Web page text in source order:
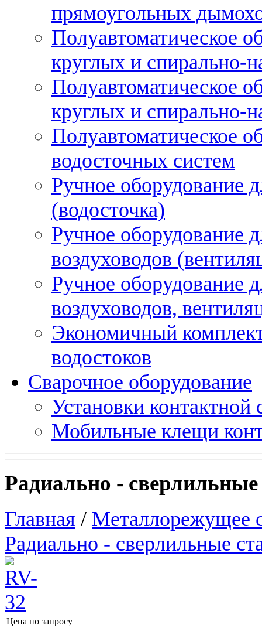
прямоугольных
Полуавтоматическое
круглых и спирально-
Полуавтоматическое
круглых и спирально-
Полуавтоматическое
водосточных систем
Ручное оборудование
(водосточка)
Ручное оборудование
воздуховодов
Ручное оборудование
воздуховодов,
Экономичный
водостоков
Сварочное оборудование
Установки
Мобильные клещи
Радиально -
Главная / Металлорежущее
Радиально - сверлильные
Цена по запросу